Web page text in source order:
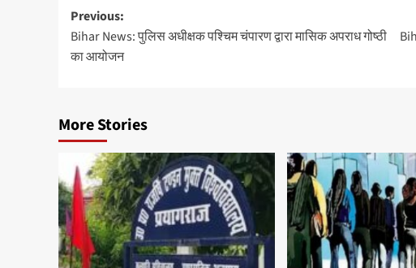
Post
navigation
Previous:
Bihar News: पुलिस अधीक्षक पश्चिम चंपारण द्वारा मासिक अपराध गोष्ठी
का आयोजन
More Stories